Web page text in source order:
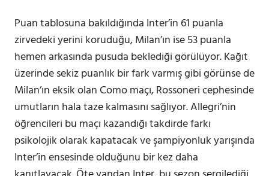
Puan tablosuna bakıldığında Inter’in 61 puanla
zirvedeki yerini koruduğu, Milan’ın ise 53 puanla
hemen arkasında pusuda beklediği görülüyor. Kağıt
üzerinde sekiz puanlık bir fark varmış gibi görünse de
Milan’ın eksik olan Como maçı, Rossoneri cephesinde
umutların hala taze kalmasını sağlıyor. Allegri’nin
öğrencileri bu maçı kazandığı takdirde farkı
psikolojik olarak kapatacak ve şampiyonluk yarışında
Inter’in ensesinde olduğunu bir kez daha